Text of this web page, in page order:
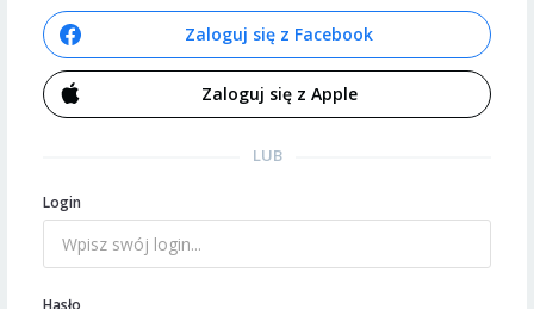
Zaloguj się z Facebook
Zaloguj się z Apple
LUB
Login
Hasło